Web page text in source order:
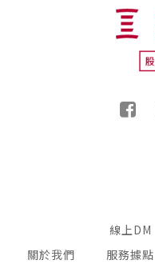
關於我們
線上DM
服務據點